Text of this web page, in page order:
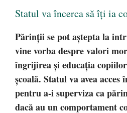
Statul va încerca să îți ia
Părinții se pot aștepta la
vine vorba despre valori
îngrijirea și educația
școală. Statul va avea acces
pentru a-i superviza ca
dacă au un comportament